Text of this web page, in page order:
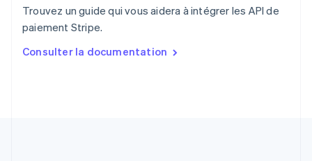
Trouvez un guide qui vous aidera à intégrer les API de
paiement Stripe.
Consulter la documentation
Singapour
English 简体中文
English